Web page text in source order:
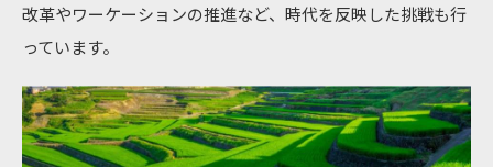
改革やワーケーションの推進など、時代を反映した挑戦も行
っています。